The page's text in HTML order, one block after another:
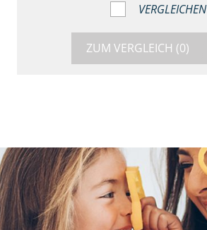
VERGLEICHEN
ZUM VERGLEICH (0)